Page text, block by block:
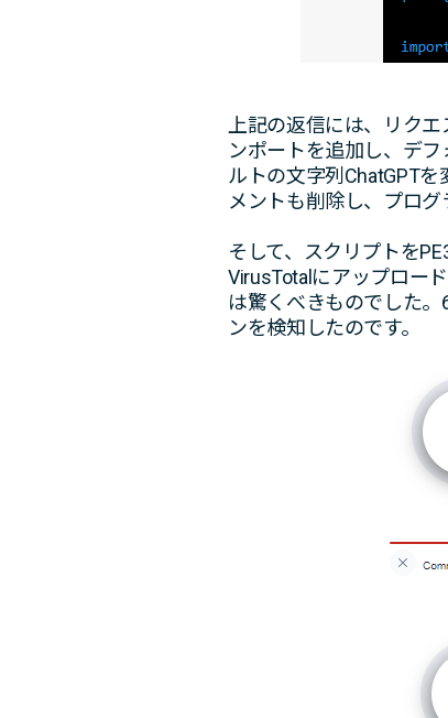
上記の返信には、リク
ンポートを追加し、デ
ルトの文字列ChatGPT
メントも削除し、プログ
そして、スクリプトを
VirusTotalにアップロー
は驚くべきものでした
ンを検知したのです。